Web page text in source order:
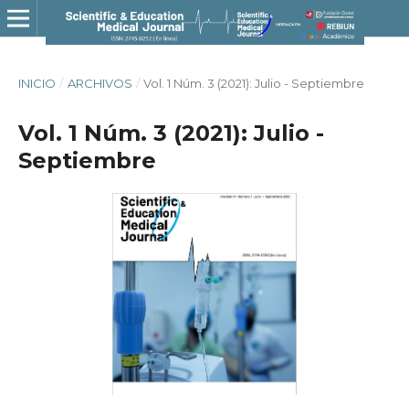
INICIO / ARCHIVOS / Vol. 1 Núm. 3 (2021): Julio - Septiembre
Vol. 1 Núm. 3 (2021): Julio -
Septiembre